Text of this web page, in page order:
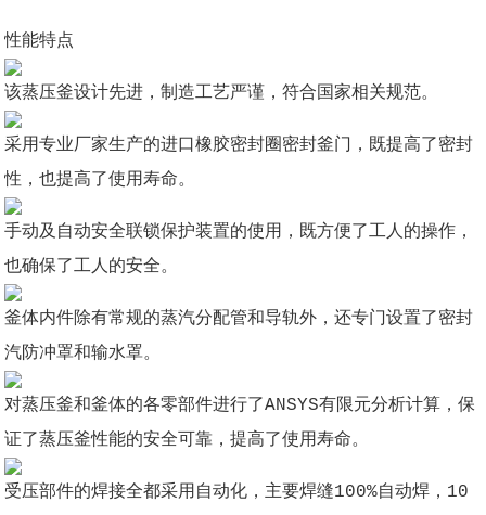
性能特点
该蒸压釜设计先进，制造工艺严谨，符合国家相关规范。
采用专业厂家生产的进口橡胶密封圈密封釜门，既提高了密封
性，也提高了使用寿命。
手动及自动安全联锁保护装置的使用，既方便了工人的操作，
也确保了工人的安全。
釜体内件除有常规的蒸汽分配管和导轨外，还专门设置了密封
汽防冲罩和输水罩。
对蒸压釜和釜体的各零部件进行了ANSYS有限元分析计算，保
证了蒸压釜性能的安全可靠，提高了使用寿命。
受压部件的焊接全都采用自动化，主要焊缝100%自动焊，10